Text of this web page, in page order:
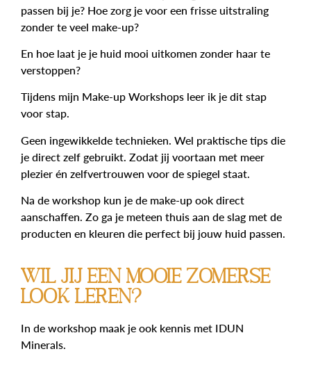
passen bij je? Hoe zorg je voor een frisse uitstraling
zonder te veel make-up?
En hoe laat je je huid mooi uitkomen zonder haar te
verstoppen?
Tijdens mijn Make-up Workshops leer ik je dit stap
voor stap.
Geen ingewikkelde technieken. Wel praktische tips die
je direct zelf gebruikt. Zodat jij voortaan met meer
plezier én zelfvertrouwen voor de spiegel staat.
Na de workshop kun je de make-up ook direct
aanschaffen. Zo ga je meteen thuis aan de slag met de
producten en kleuren die perfect bij jouw huid passen.
Wil jij een mooie zomerse
look leren?
In de workshop maak je ook kennis met IDUN
Minerals.